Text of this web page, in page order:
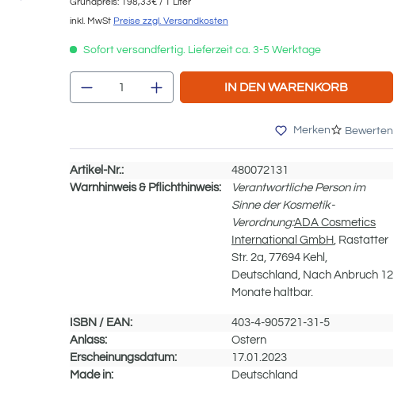
inkl. MwSt Preise zzgl. Versandkosten
Sofort versandfertig. Lieferzeit ca. 3-5 Werktage
Produkt Anzahl: Gib den gewünschten
IN DEN WARENKORB
Merken Bewerten
Artikel-Nr.:
480072131
Warnhinweis & Pflichthinweis:
Verantwortliche Person im
Sinne der Kosmetik-
Verordnung:ADA Cosmetics
International GmbH
, Rastatter
Str. 2a, 77694 Kehl,
Deutschland, Nach Anbruch 12
Monate haltbar.
ISBN / EAN:
403-4-905721-31-5
Anlass:
Ostern
Erscheinungsdatum:
17.01.2023
Made in:
Deutschland